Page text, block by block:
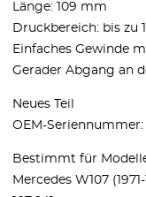
Länge: 109 mm
Druckbereich: bis zu
Einfaches Gewinde
Gerader Abgang an
Neues Teil
OEM-Seriennummer:
Bestimmt für
Mercedes W107